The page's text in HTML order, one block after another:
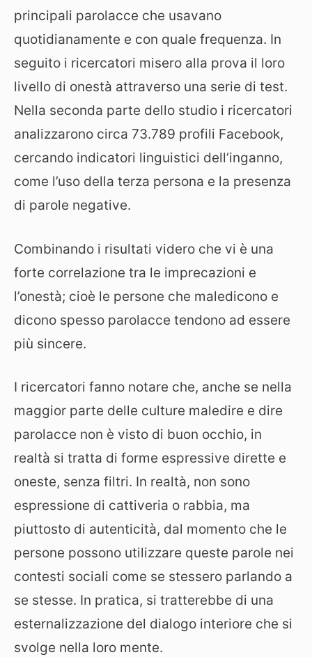
principali parolacce che usavano
quotidianamente e con quale frequenza. In
seguito i ricercatori misero alla prova il loro
livello di onestà attraverso una serie di test.
Nella seconda parte dello studio i ricercatori
analizzarono circa 73.789 profili Facebook,
cercando indicatori linguistici dell’inganno,
come l’uso della terza persona e la presenza
di parole negative.
Combinando i risultati videro che vi è una
forte correlazione tra le imprecazioni e
l’onestà; cioè le persone che maledicono e
dicono spesso parolacce tendono ad essere
più sincere.
I ricercatori fanno notare che, anche se nella
maggior parte delle culture maledire e dire
parolacce non è visto di buon occhio, in
realtà si tratta di forme espressive dirette e
oneste, senza filtri. In realtà, non sono
espressione di cattiveria o rabbia, ma
piuttosto di autenticità, dal momento che le
persone possono utilizzare queste parole nei
contesti sociali come se stessero parlando a
se stesse. In pratica, si tratterebbe di una
esternalizzazione del dialogo interiore che si
svolge nella loro mente.